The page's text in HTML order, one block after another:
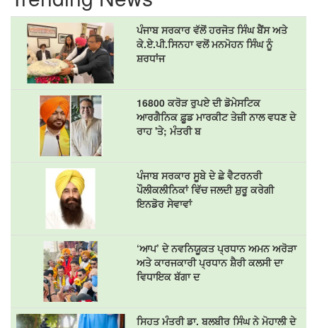
ਪੰਜਾਬ ਸਰਕਾਰ ਵੱਲੋਂ ਹਰਜੋਤ ਸਿੰਘ ਬੈਂਸ ਅਤੇ
ਕੇ.ਏ.ਪੀ.ਸਿਨਹਾ ਵਲੋਂ ਮਨਮੋਹਨ ਸਿੰਘ ਨੂੰ
ਸ਼ਰਧਾਂਜ
16800 ਕਰੋੜ ਰੁਪਏ ਦੀ ਡੋਮੇਸਟਿਕ
ਆਰਗੈਨਿਕ ਫ਼ੂਡ ਮਾਰਕੀਟ ਤੇਜ਼ੀ ਨਾਲ ਵਧਣ ਦੇ
ਰਾਹ 'ਤੇ; ਮੰਤਰੀ ਬ
ਪੰਜਾਬ ਸਰਕਾਰ ਸੂਬੇ ਦੇ ਛੇ ਵੈਟਰਨਰੀ
ਪੌਲੀਕਲੀਨਿਕਾਂ ਵਿੱਚ ਜਲਦੀ ਸ਼ੁਰੂ ਕਰੇਗੀ
ਇਨਡੋਰ ਸੇਵਾਵਾਂ
‘ਆਪ’ ਦੇ ਨਵਨਿਯੂਕਤ ਪ੍ਰਧਾਨ ਅਮਨ ਅਰੋੜਾ
ਅਤੇ ਕਾਰਜਕਾਰੀ ਪ੍ਰਧਾਨ ਸ਼ੈਰੀ ਕਲਸੀ ਦਾ
ਵਿਧਾਇਕ ਬੱਗਾ ਦ
ਸਿਹਤ ਮੰਤਰੀ ਡਾ. ਬਲਬੀਰ ਸਿੰਘ ਨੇ ਮੋਹਾਲੀ ਦੇ